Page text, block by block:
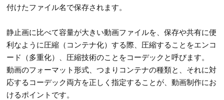
付けたファイル名で保存されます。
静止画に比べて容量が大きい動画ファイルを、保存や共有に便
利なように圧縮（コンテナ化）する際、圧縮することをエンコ
ード（多重化）、圧縮技術のことをコーデックと呼びます。
動画のフォーマット形式、つまりコンテナの種類と、それに対
応するコーデック両方を正しく指定することが、動画制作にお
けるポイントです。